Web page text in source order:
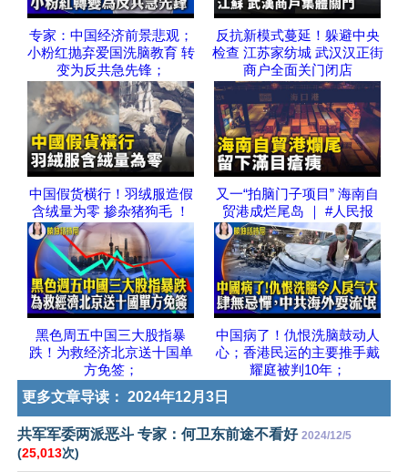
专家：中国经济前景悲观；
小粉红抛弃爱国洗脑教育 转
变为反共急先锋；
反抗新模式蔓延！躲避中央
检查 江苏家纺城 武汉汉正街
商户全面关门闭店
中国假货横行！羽绒服造假
含绒量为零 掺杂猪狗毛 ！
又一“拍脑门子项目” 海南自
贸港成烂尾岛 ｜ #人民报
黑色周五中国三大股指暴
跌！为救经济北京送十国单
方免签；
中国病了！仇恨洗脑鼓动人
心；香港民运的主要推手戴
耀庭被判10年；
更多文章导读： 2024年12月3日
共军军委两派恶斗 专家：何卫东前途不看好 2024/12/5
(25,013次)